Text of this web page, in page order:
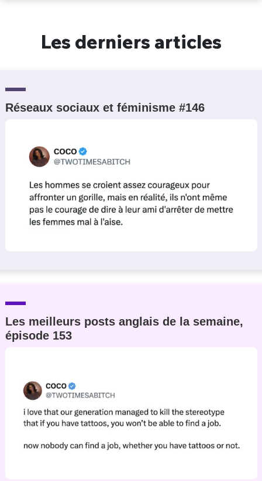
Les derniers articles
Réseaux sociaux et féminisme #146
Les meilleurs posts anglais de la semaine,
épisode 153